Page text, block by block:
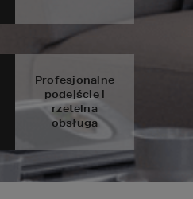
Profesjonalne
podejście i
rzetelna
obsługa